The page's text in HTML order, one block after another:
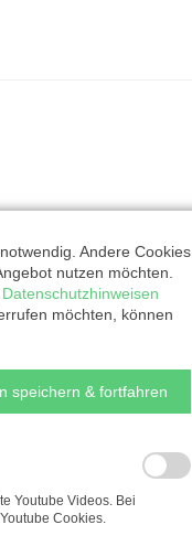
Andere Cookies
nutzen möchten.
Datenschutzhinweisen
möchten, können
speichern & fortfahren
Youtube Videos. Bei
Cookies.